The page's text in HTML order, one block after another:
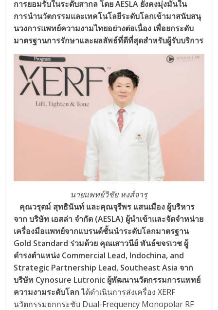
การยอมรับในระดับสากล โดย AESLA ยังคงมุ่งมั่นใน
การนำนวัตกรรมและเทคโนโลยีระดับโลกเข้ามาสนับสนุ
นวงการแพทย์ความงามไทยอย่างต่อเนื่อง เพื่อยกระดับ
มาตรฐานการรักษาและผลลัพธ์ที่ดีที่สุดสำหรับผู้รับบริการ
นายแพทย์วิชัย หงส์จารุ
คุณวรุตม์ สุทธินันท์ และคุณจุรีพร แสนเมือง ผู้บริหาร
จาก บริษัท เอสล่า จำกัด (AESLA) ผู้นำเข้าและจัดจำหน่าย
เครื่องมือแพทย์จากแบรนด์ชั้นนำระดับโลกมาตรฐาน
Gold Standard ร่วมด้วย คุณเสาวนีย์ พันธ์ขจรเวช ผู้
ดำรงตำแหน่ง Commercial Lead, Indochina, and
Strategic Partnership Lead, Southeast Asia จาก
บริษัท Cynosure Lutronic ผู้พัฒนานวัตกรรมการแพทย์
ความงามระดับโลกได้ดำเนินการส่งเครื่อง XERF
นวัตกรรมยกกระชับ Dual-Frequency Monopolar RF